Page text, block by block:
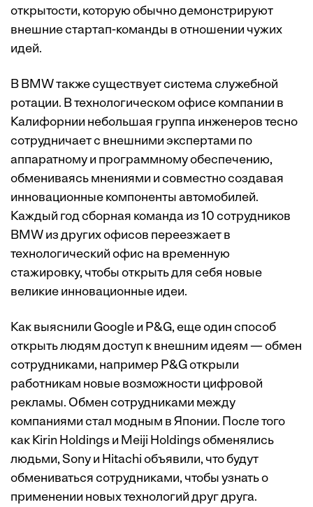
открытости, которую обычно демонстрируют
внешние стартап-команды в отношении чужих
идей.
В BMW также существует система служебной
ротации. В технологическом офисе компании в
Калифорнии небольшая группа инженеров тесно
сотрудничает с внешними экспертами по
аппаратному и программному обеспечению,
обмениваясь мнениями и совместно создавая
инновационные компоненты автомобилей.
Каждый год сборная команда из 10 сотрудников
BMW из других офисов переезжает в
технологический офис на временную
стажировку, чтобы открыть для себя новые
великие инновационные идеи.
Как выяснили Google и P&G, еще один способ
открыть людям доступ к внешним идеям — обмен
сотрудниками, например P&G открыли
работникам новые возможности цифровой
рекламы. Обмен сотрудниками между
компаниями стал модным в Японии. После того
как Kirin Holdings и Meiji Holdings обменялись
людьми, Sony и Hitachi объявили, что будут
обмениваться сотрудниками, чтобы узнать о
применении новых технологий друг друга.